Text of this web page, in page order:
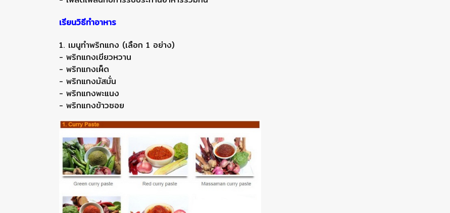
เรียนวิธีทำอาหาร
1. เมนูทำพริกแกง (เลือก 1 อย่าง)
- พริกแกงเขียวหวาน
- พริกแกงเผ็ด
- พริกแกงมัสมั่น
- พริกแกงพะแนง
- พริกแกงข้าวซอย